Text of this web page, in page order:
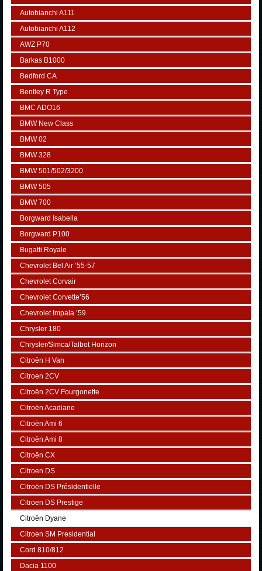
Autobianchi A111
Autobianchi A112
AWZ P70
Barkas B1000
Bedford CA
Bentley R Type
BMC ADO16
BMW New Class
BMW 02
BMW 328
BMW 501/502/3200
BMW 505
BMW 700
Borgward Isabella
Borgward P100
Bugatti Royale
Chevrolet Bel Air ’55-57
Chevrolet Corvair
Chevrolet Corvette’56
Chevrolet Impala ’59
Chrysler 180
Chrysler/Simca/Talbot Horizon
Citroën H Van
Citroen 2CV
Citroën 2CV Fourgonette
Citroën Acadiane
Citroën Ami 6
Citroën Ami 8
Citroën CX
Citroen DS
Citroën DS Présidentielle
Citroen DS Prestige
Citroën Dyane
Citroen SM Presidential
Cord 810/812
Dacia 1100